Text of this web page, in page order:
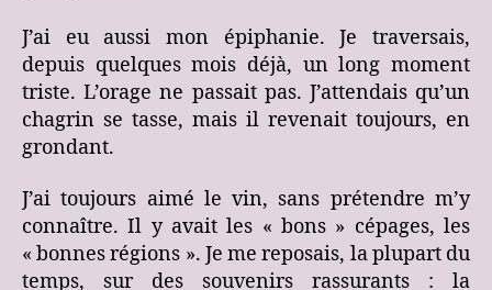
J’ai eu aussi mon épiphanie. Je traversais,
depuis quelques mois déjà, un long moment
triste. L’orage ne passait pas. J’attendais qu’un
chagrin se tasse, mais il revenait toujours, en
grondant.
J’ai toujours aimé le vin, sans prétendre m’y
connaître. Il y avait les « bons » cépages, les
« bonnes régions ». Je me reposais, la plupart du
temps, sur des souvenirs rassurants : la